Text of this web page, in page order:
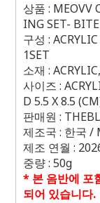
상품 : MEOVV
ING SET-
구성 :
1SET
소재 :
사이즈 :
D 5.5 X 8.5
판매원 :
제조국 : 한국 /
제조 연월 :
중량 : 50g
* 본 음반에 포
되어 있습니다.